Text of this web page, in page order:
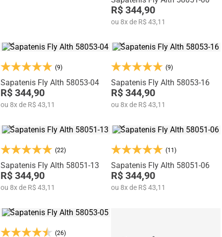
R$ 344,90
ou 8xde R$ 43,11
(9)
Sapatenis Fly Alth 58053-04
R$ 344,90
ou 8xde R$ 43,11
(9)
Sapatenis Fly Alth 58053-16
R$ 344,90
ou 8xde R$ 43,11
(22)
Sapatenis Fly Alth 58051-13
R$ 344,90
ou 8xde R$ 43,11
(11)
Sapatenis Fly Alth 58051-06
R$ 344,90
ou 8xde R$ 43,11
(26)